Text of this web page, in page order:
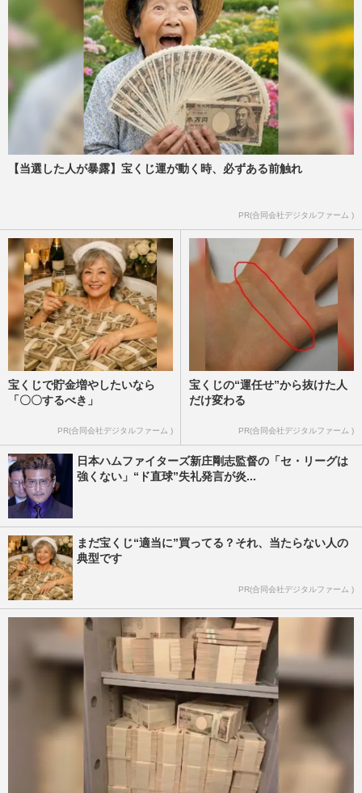
【当選した人が暴露】宝くじ運が動く時、必ずある前触れ
PR(合同会社デジタルファーム )
宝くじで貯金増やしたいなら
「〇〇するべき」
PR(合同会社デジタルファーム )
宝くじの“運任せ”から抜けた人
だけ変わる
PR(合同会社デジタルファーム )
日本ハムファイターズ新庄剛志監督の「セ・リーグは
強くない」“ド直球”失礼発言が炎...
まだ宝くじ“適当に”買ってる？それ、当たらない人の
典型です
PR(合同会社デジタルファーム )